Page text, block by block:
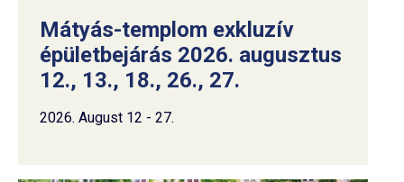
Mátyás-templom exkluzív
épületbejárás 2026. augusztus
12., 13., 18., 26., 27.
2026. August 12 - 27.